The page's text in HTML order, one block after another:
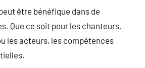
être bénéfique dans de
Que ce soit pour les chanteurs,
les acteurs, les compétences